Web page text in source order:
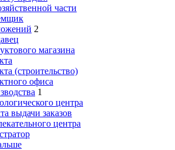
части
2
магазина
(строительство)
офиса
1
центра
выдачи заказов
центра